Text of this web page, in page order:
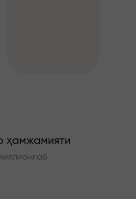
ҳамжамияти